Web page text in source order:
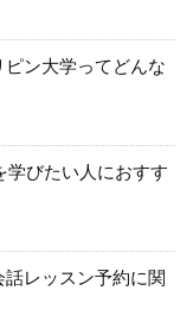
ン大学ってどんな
学びたい人におすす
レッスン予約に関